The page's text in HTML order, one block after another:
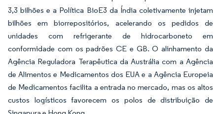
3,3 bilhões e a Política BioE3 da Índia coletivamente injetam
bilhões em biorrepositórios, acelerando os pedidos de
unidades com refrigerante de hidrocarboneto em
conformidade com os padrões CE e GB. O alinhamento da
Agência Reguladora Terapêutica da Austrália com a Agência
de Alimentos e Medicamentos dos EUA e a Agência Europeia
de Medicamentos facilita a entrada no mercado, mas os altos
custos logísticos favorecem os polos de distribuição de